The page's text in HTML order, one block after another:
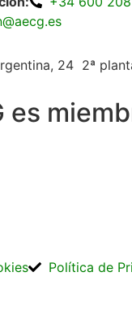
24 2ª
es
Política de